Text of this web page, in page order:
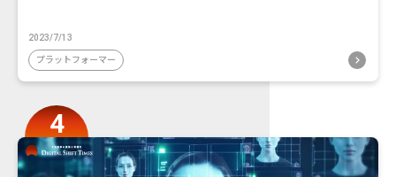
2023/7/13
プラットフォーマー